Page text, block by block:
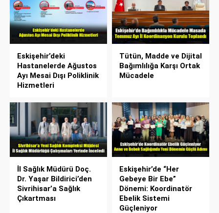
Eskişehir’deki
Hastanelerde Ağustos
Ayı Mesai Dışı Poliklinik
Hizmetleri
Tütün, Madde ve Dijital
Bağımlılığa Karşı Ortak
Mücadele
İl Sağlık Müdürü Doç.
Dr. Yaşar Bildirici’den
Sivrihisar’a Sağlık
Çıkartması
Eskişehir’de “Her
Gebeye Bir Ebe”
Dönemi: Koordinatör
Ebelik Sistemi
Güçleniyor